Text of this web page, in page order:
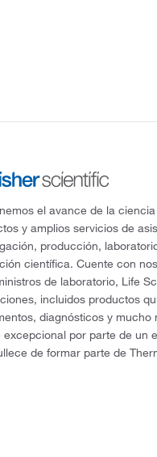
el avance de la
y amplios servicios de
producción,
científica. Cuente con
de laboratorio, Life
incluidos productos
diagnósticos y
excepcional por parte de un
de formar parte de